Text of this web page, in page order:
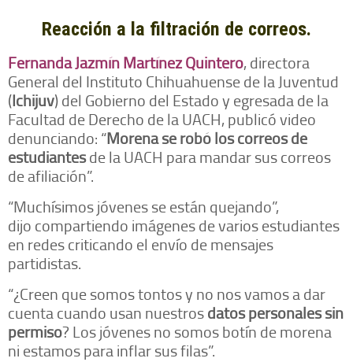
Reacción a la filtración de correos.
Fernanda Jazmín Martínez Quintero, directora
General del Instituto Chihuahuense de la Juventud
(Ichijuv) del Gobierno del Estado y egresada de la
Facultad de Derecho de la UACH, publicó video
denunciando: “Morena se robó los correos de
estudiantesde la UACH para mandar sus correos
de afiliación”.
“Muchísimos jóvenes se están quejando”,
dijo compartiendo imágenes de varios estudiantes
en redes criticando el envío de mensajes
partidistas.
“¿Creen que somos tontos y no nos vamos a dar
cuenta cuando usan nuestrosdatos personales sin
permiso? Los jóvenes no somos botín de morena
ni estamos para inflar sus filas”.